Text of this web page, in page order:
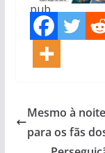
pub
pub
pub
Mesmo à
para os fãs